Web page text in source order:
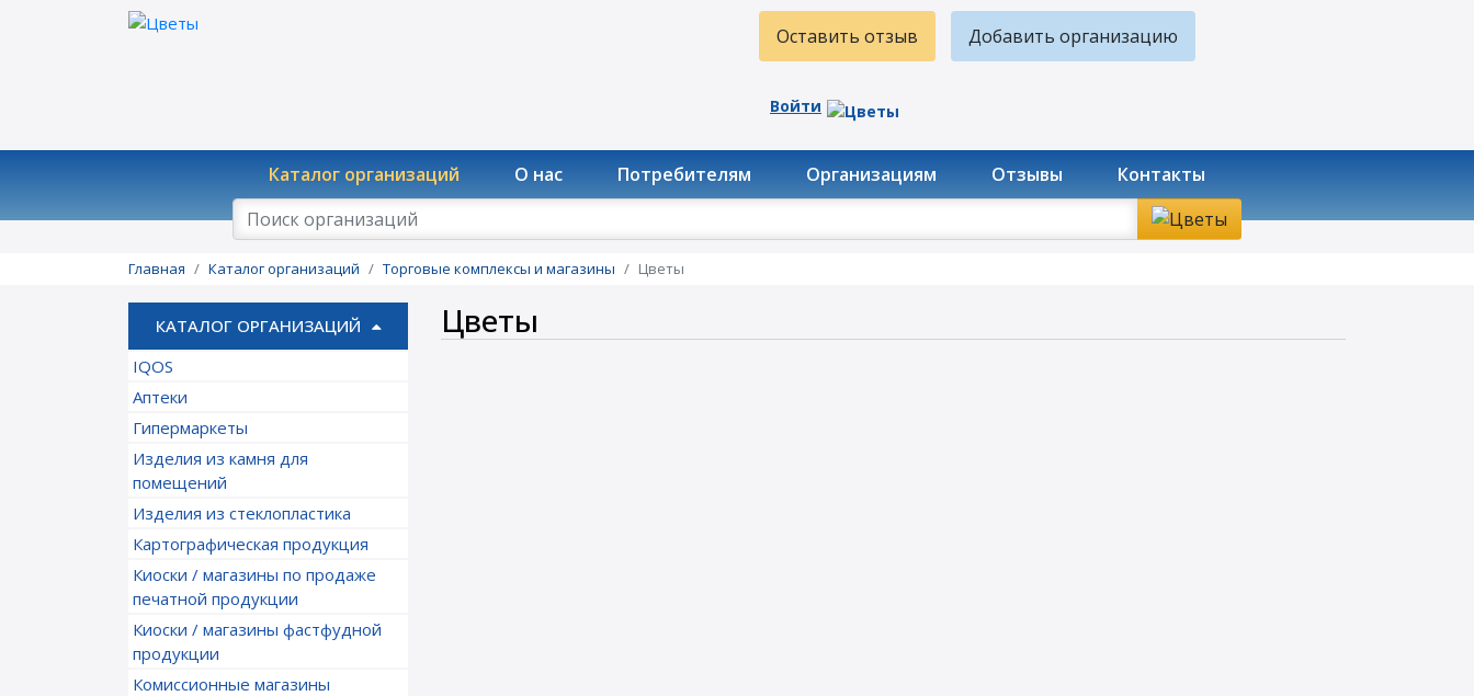
Оставить отзыв Добавить организацию
Войти
Каталог организаций О нас Потребителям Организациям Отзывы Контакты
Главная Каталог организаций Торговые комплексы и магазины Цветы
КАТАЛОГ ОРГАНИЗАЦИЙ
IQOS
Аптеки
Гипермаркеты
Изделия из камня для
помещений
Изделия из стеклопластика
Картографическая продукция
Киоски / магазины по продаже
печатной продукции
Киоски / магазины фастфудной
продукции
Комиссионные магазины
Цветы